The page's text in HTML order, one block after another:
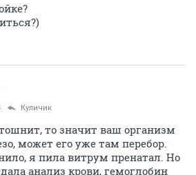
Куличик
то значит ваш организм
может его уже там перебор.
я пила витрум пренатал. Но
анализ крови, гемоглобин